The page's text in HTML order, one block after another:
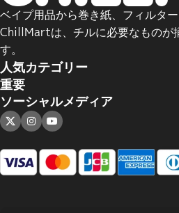
ベイプ用品から巻き紙、フィルター
ChillMartは、チルに必要なものが
す。
人気カテゴリー
重要
ソーシャルメディア